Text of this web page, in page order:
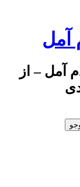
آمل
– از